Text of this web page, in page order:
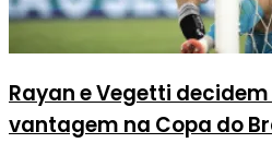
Rayan e Vegetti
vantagem na Copa do